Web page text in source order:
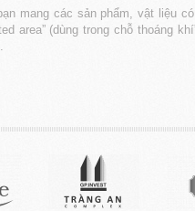
mang các sản phẩm, vật liệu
area” (dùng trong chỗ thoáng